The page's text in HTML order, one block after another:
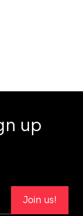
up
Join us!